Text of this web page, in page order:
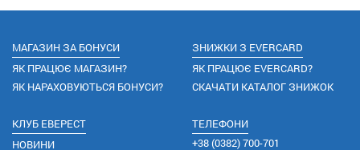
МАГАЗИН ЗА БОНУСИ
ЯК ПРАЦЮЄ МАГАЗИН?
ЯК НАРАХОВУЮТЬСЯ БОНУСИ?
ЗНИЖКИ З EVERCARD
ЯК ПРАЦЮЄ EVERCARD?
СКАЧАТИ КАТАЛОГ ЗНИЖОК
КЛУБ ЕВЕРЕСТ
НОВИНИ
ТЕЛЕФОНИ
+38(0382) 700-701